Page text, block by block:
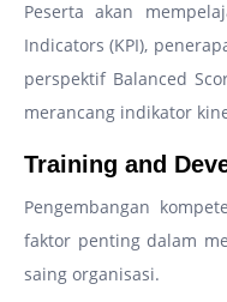
Peserta akan
Indicators (KPI),
perspektif Balanced
merancang indikator
Training and
Pengembangan
faktor penting dalam
saing organisasi.